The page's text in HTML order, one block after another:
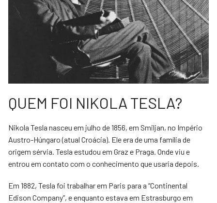
QUEM FOI NIKOLA TESLA?
Nikola Tesla nasceu em julho de 1856, em Smiljan, no Império
Austro-Húngaro (atual Croácia). Ele era de uma família de
origem sérvia. Tesla estudou em Graz e Praga. Onde viu e
entrou em contato com o conhecimento que usaria depois.
Em 1882, Tesla foi trabalhar em Paris para a “Continental
Edison Company”, e enquanto estava em Estrasburgo em